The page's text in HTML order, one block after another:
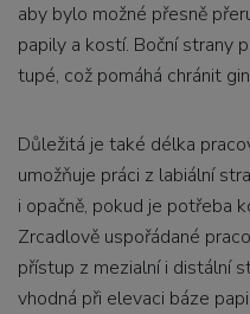
aby bylo možné přesně
papily a kostí. Boční strany
tupé, což pomáhá chránit
Důležitá je také délka
umožňuje práci z labiální
i opačně, pokud je potřeba
Zrcadlově uspořádané
přístup z mezialní i distální
vhodná při elevaci báze